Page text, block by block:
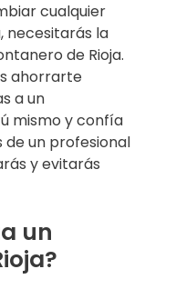
cualquier
necesitarás la
de Rioja.
ahorrarte
a un
mismo y confía
de un profesional
y evitarás
un